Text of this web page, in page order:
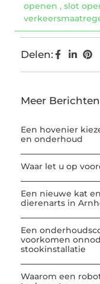
openen , slot
Delen:
Meer Berichten
Een hovenier
en onderhoud
Waar let u op
Een nieuwe kat
dierenarts in
Een
voorkomen
stookinstallatie
Waarom een